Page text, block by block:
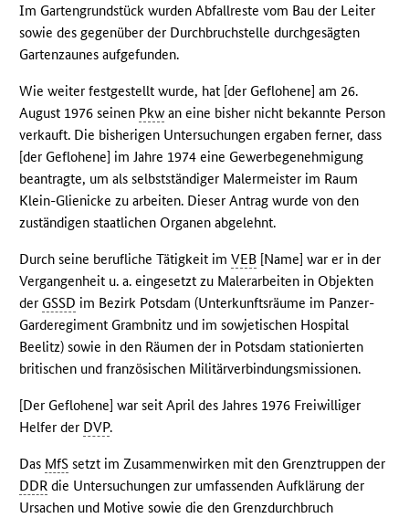
Im Gartengrundstück wurden Abfallreste vom Bau der Leiter
sowie des gegenüber der Durchbruchstelle durchgesägten
Gartenzaunes aufgefunden.
Wie weiter festgestellt wurde, hat [der Geflohene] am 26.
August 1976 seinen Pkw an eine bisher nicht bekannte Person
verkauft. Die bisherigen Untersuchungen ergaben ferner, dass
[der Geflohene] im Jahre 1974 eine Gewerbegenehmigung
beantragte, um als selbstständiger Malermeister im Raum
Klein-Glienicke zu arbeiten. Dieser Antrag wurde von den
zuständigen staatlichen Organen abgelehnt.
Durch seine berufliche Tätigkeit imVEB [Name] war er in der
Vergangenheit u. a. eingesetzt zu Malerarbeiten in Objekten
der GSSD im Bezirk Potsdam (Unterkunftsräume im Panzer-
Garderegiment Grambnitz und im sowjetischen Hospital
Beelitz) sowie in den Räumen der in Potsdam stationierten
britischen und französischen Militärverbindungsmissionen.
[Der Geflohene] war seit April des Jahres 1976 Freiwilliger
Helfer der DVP.
Das MfS setzt im Zusammenwirken mit den Grenztruppen der
DDR die Untersuchungen zur umfassenden Aufklärung der
Ursachen und Motive sowie die den Grenzdurchbruch